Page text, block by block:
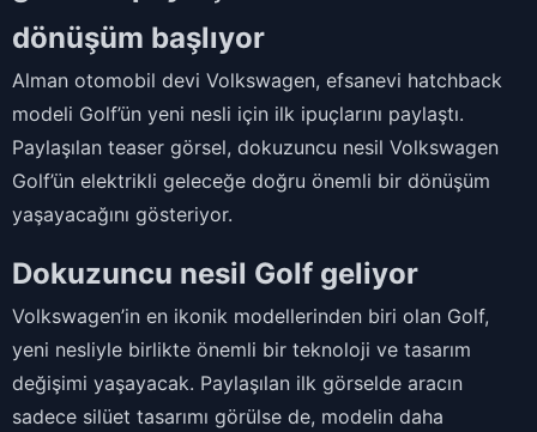
dönüşüm başlıyor
Alman otomobil devi Volkswagen, efsanevi hatchback
modeli Golf’ün yeni nesli için ilk ipuçlarını paylaştı.
Paylaşılan teaser görsel, dokuzuncu nesil Volkswagen
Golf’ün elektrikli geleceğe doğru önemli bir dönüşüm
yaşayacağını gösteriyor.
Dokuzuncu nesil Golf geliyor
Volkswagen’in en ikonik modellerinden biri olan Golf,
yeni nesliyle birlikte önemli bir teknoloji ve tasarım
değişimi yaşayacak. Paylaşılan ilk görselde aracın
sadece silüet tasarımı görülse de, modelin daha